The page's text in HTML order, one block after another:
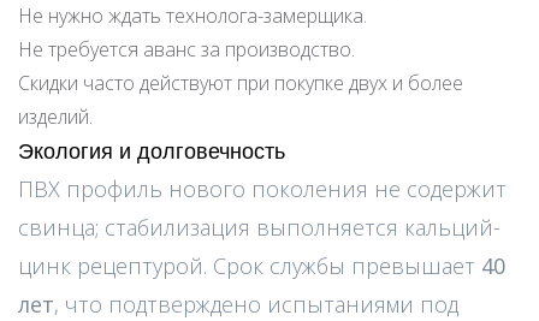
Не нужно ждать технолога-замерщика.
Не требуется аванс за производство.
Скидки часто действуют при покупке двух и более
изделий.
Экология и долговечность
ПВХ профиль нового поколения не содержит
свинца; стабилизация выполняется кальций-
цинк рецептурой. Срок службы превышает 40
лет, что подтверждено испытаниями под